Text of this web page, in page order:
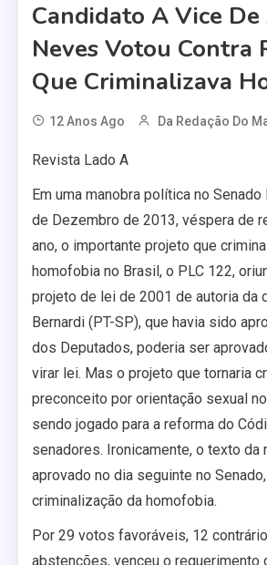
Candidato A Vice De
Neves Votou Contra
Que Criminalizava
12 Anos Ago Da Redação Do
Revista Lado A
Em uma manobra política no
de Dezembro de 2013, véspera de
ano, o importante projeto que
homofobia no Brasil, o PLC 122,
projeto de lei de 2001 de autoria da
Bernardi (PT-SP), que havia sido
dos Deputados, poderia ser
virar lei. Mas o projeto que tornaria
preconceito por orientação sexual
sendo jogado para a reforma do
senadores. Ironicamente, o texto da
aprovado no dia seguinte no
criminalização da homofobia.
Por 29 votos favoráveis, 12
abstenções, venceu o requerimento